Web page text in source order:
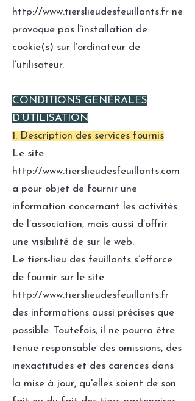
http://www.tierslieudesfeuillants.fr ne
provoque pas l’installation de
cookie(s) sur l’ordinateur de
l’utilisateur.
CONDITIONS GÉNÉRALES
D’UTILISATION
1. Description des services fournis
Le site
http://www.tierslieudesfeuillants.com
a pour objet de fournir une
information concernant les activités
de l’association, mais aussi d’offrir
une visibilité de sur le web.
Le tiers-lieu des feuillants s’efforce
de fournir sur le site
http://www.tierslieudesfeuillants.fr
des informations aussi précises que
possible. Toutefois, il ne pourra être
tenue responsable des omissions, des
inexactitudes et des carences dans
la mise à jour, qu'elles soient de son